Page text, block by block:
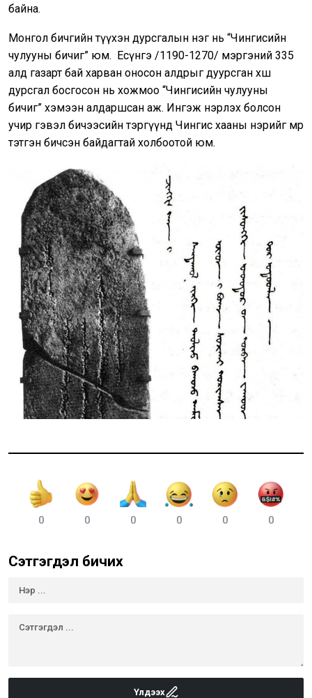
байна.
Монгол бичгийн түүхэн дурсгалын нэг нь “Чингисийн
чулууны бичиг” юм. Есүнгэ /1190-1270/ мэргэний 335
алд газарт бай харван оносон алдрыг дуурсган хөшөө
дурсгал босгосон нь хожмоо “Чингисийн чулууны
бичиг” хэмээн алдаршсан аж. Ингэж нэрлэх болсон
учир гэвэл бичээсийн тэргүүнд Чингис хааны нэрийг мөр
тэтгэн бичсэн байдагтай холбоотой юм.
0 0 0 0 0 0
Сэтгэгдэл бичих
Үлдээх